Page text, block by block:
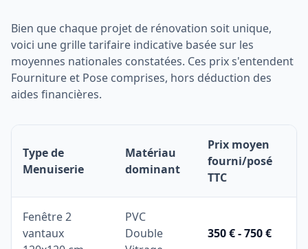
Bien que chaque projet de rénovation soit unique,
voici une grille tarifaire indicative basée sur les
moyennes nationales constatées. Ces prix s'entendent
Fourniture et Pose comprises, hors déduction des
aides financières.
Type de
Menuiserie
Matériau
dominant
Prix moyen
fourni/posé
TTC
Fenêtre 2
vantaux
PVC
Double
350 € - 750 €